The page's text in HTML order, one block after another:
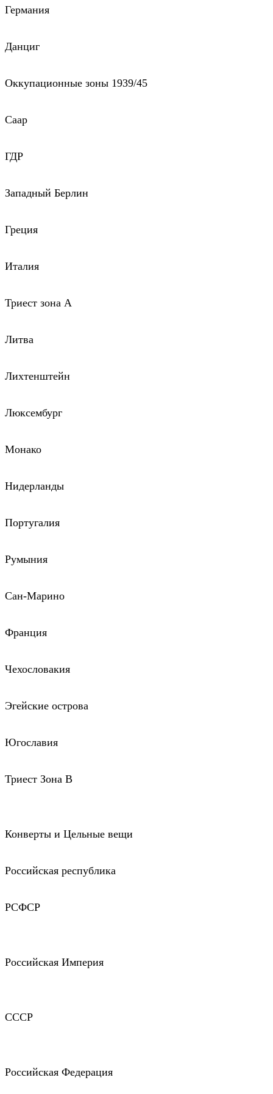
Германия
Данциг
Оккупационные зоны 1939/45
Саар
ГДР
Западный Берлин
Греция
Италия
Триест зона А
Литва
Лихтенштейн
Люксембург
Монако
Нидерланды
Португалия
Румыния
Сан-Марино
Франция
Чехословакия
Эгейские острова
Югославия
Триест Зона В
Конверты и Цельные вещи
Российская республика
РСФСР
Российская Империя
СССР
Российская Федерация